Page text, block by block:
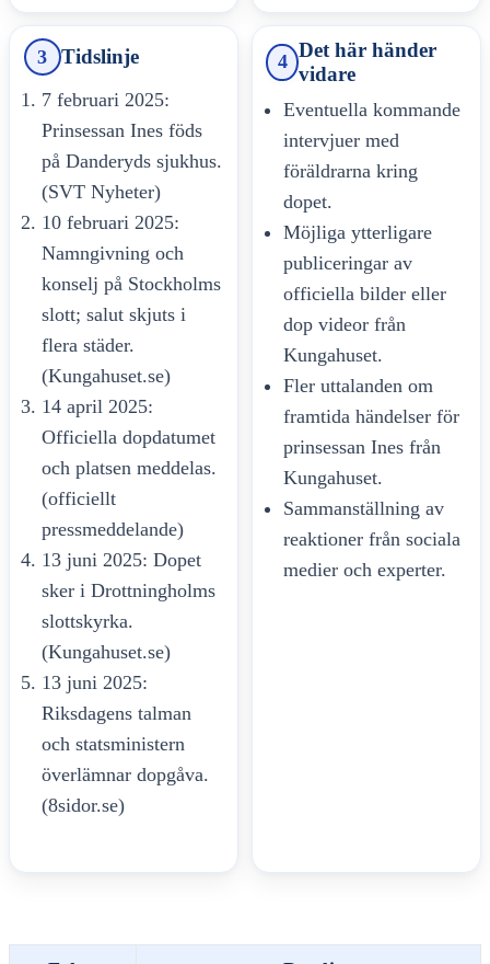
3 Tidslinje
7 februari 2025:
Prinsessan Ines föds
på Danderyds sjukhus.
(SVT Nyheter)
10 februari 2025:
Namngivning och
konselj på Stockholms
slott; salut skjuts i
flera städer.
(Kungahuset.se)
14 april 2025:
Officiella dopdatumet
och platsen meddelas.
(officiellt
pressmeddelande)
13 juni 2025: Dopet
sker i Drottningholms
slottskyrka.
(Kungahuset.se)
13 juni 2025:
Riksdagens talman
och statsministern
överlämnar dopgåva.
(8sidor.se)
4
Det här händer
vidare
Eventuella kommande
intervjuer med
föräldrarna kring
dopet.
Möjliga ytterligare
publiceringar av
officiella bilder eller
dop videor från
Kungahuset.
Fler uttalanden om
framtida händelser för
prinsessan Ines från
Kungahuset.
Sammanställning av
reaktioner från sociala
medier och experter.